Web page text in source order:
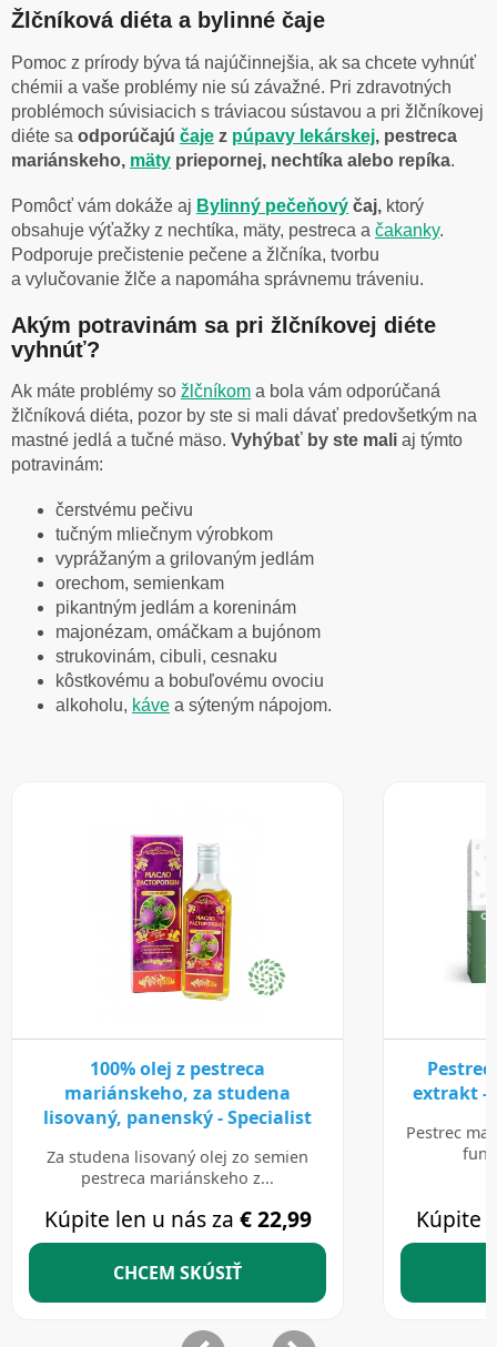
Žlčníková diéta a bylinné čaje
Pomoc z prírody býva tá najúčinnejšia, ak sa chcete vyhnúť
chémii a vaše problémy nie sú závažné. Pri zdravotných
problémoch súvisiacich s tráviacou sústavou a pri žlčníkovej
diéte sa odporúčajú čaje z púpavy lekárskej, pestreca
mariánskeho, mäty priepornej, nechtíka alebo repíka.
Pomôcť vám dokáže aj Bylinný pečeňový čaj, ktorý
obsahuje výťažky z nechtíka, mäty, pestreca a čakanky.
Podporuje prečistenie pečene a žlčníka, tvorbu
a vylučovanie žlče a napomáha správnemu tráveniu.
Akým potravinám sa pri žlčníkovej diéte
vyhnúť?
Ak máte problémy so žlčníkom a bola vám odporúčaná
žlčníková diéta, pozor by ste si mali dávať predovšetkým na
mastné jedlá a tučné mäso. Vyhýbať by ste mali aj týmto
potravinám:
čerstvému pečivu
tučným mliečnym výrobkom
vyprážaným a grilovaným jedlám
orechom, semienkam
pikantným jedlám a koreninám
majonézam, omáčkam a bujónom
strukovinám, cibuli, cesnaku
kôstkovému a bobuľovému ovociu
alkoholu, káve a sýteným nápojom.